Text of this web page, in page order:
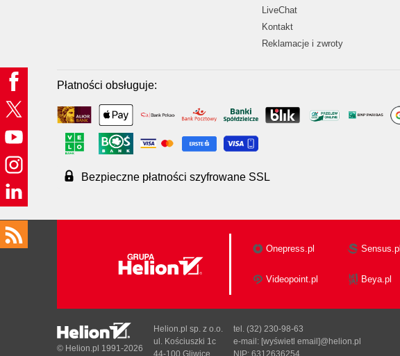
LiveChat
Kontakt
Reklamacje i zwroty
Płatności obsługuje:
Bezpieczne płatności szyfrowane SSL
Onepress.pl Sensus.pl
Videopoint.pl Beya.pl
© Helion.pl 1991-2026
Helion.pl sp. z o.o.
ul. Kościuszki 1c
44-100 Gliwice
tel. (32) 230-98-63
e-mail: [wyświetl email]@helion.pl
NIP: 6312636254